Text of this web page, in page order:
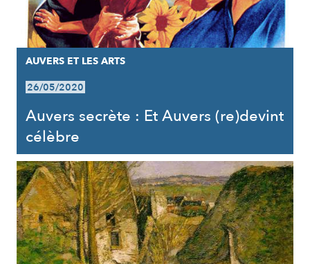
AUVERS ET LES ARTS
26/05/2020
Auvers secrète : Et Auvers (re)devint
célèbre